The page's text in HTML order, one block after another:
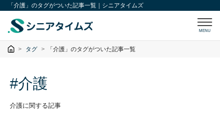
「介護」のタグがついた記事一覧｜シニアタイムズ
MENU
タグ 「介護」のタグがついた記事一覧
#介護
介護に関する記事